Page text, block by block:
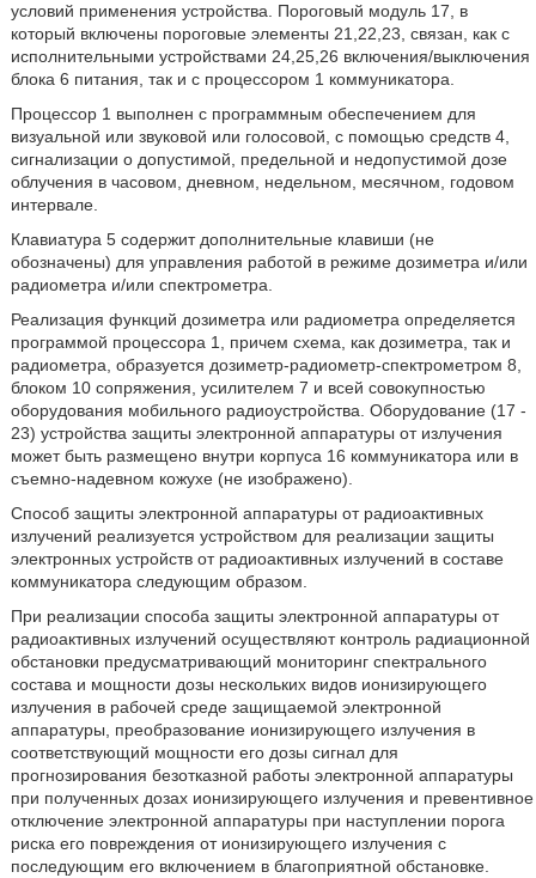
условий применения устройства. Пороговый модуль 17, в
который включены пороговые элементы 21,22,23, связан, как с
исполнительными устройствами 24,25,26 включения/выключения
блока 6 питания, так и с процессором 1 коммуникатора.
Процессор 1 выполнен с программным обеспечением для
визуальной или звуковой или голосовой, с помощью средств 4,
сигнализации о допустимой, предельной и недопустимой дозе
облучения в часовом, дневном, недельном, месячном, годовом
интервале.
Клавиатура 5 содержит дополнительные клавиши (не
обозначены) для управления работой в режиме дозиметра и/или
радиометра и/или спектрометра.
Реализация функций дозиметра или радиометра определяется
программой процессора 1, причем схема, как дозиметра, так и
радиометра, образуется дозиметр-радиометр-спектрометром 8,
блоком 10 сопряжения, усилителем 7 и всей совокупностью
оборудования мобильного радиоустройства. Оборудование (17 -
23) устройства защиты электронной аппаратуры от излучения
может быть размещено внутри корпуса 16 коммуникатора или в
съемно-надевном кожухе (не изображено).
Способ защиты электронной аппаратуры от радиоактивных
излучений реализуется устройством для реализации защиты
электронных устройств от радиоактивных излучений в составе
коммуникатора следующим образом.
При реализации способа защиты электронной аппаратуры от
радиоактивных излучений осуществляют контроль радиационной
обстановки предусматривающий мониторинг спектрального
состава и мощности дозы нескольких видов ионизирующего
излучения в рабочей среде защищаемой электронной
аппаратуры, преобразование ионизирующего излучения в
соответствующий мощности его дозы сигнал для
прогнозирования безотказной работы электронной аппаратуры
при полученных дозах ионизирующего излучения и превентивное
отключение электронной аппаратуры при наступлении порога
риска его повреждения от ионизирующего излучения с
последующим его включением в благоприятной обстановке.